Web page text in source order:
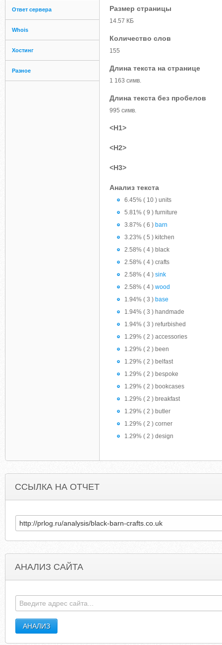
Ответ сервера
Whois
Хостинг
Разное
Размер страницы
14.57 КБ
Количество слов
155
Длина текста на странице
1 163 симв.
Длина текста без пробелов
995 симв.
<H1>
<H2>
<H3>
Анализ текста
6.45% ( 10 ) units
5.81% ( 9 ) furniture
3.87% ( 6 ) barn
3.23% ( 5 ) kitchen
2.58% ( 4 ) black
2.58% ( 4 ) crafts
2.58% ( 4 ) sink
2.58% ( 4 ) wood
1.94% ( 3 ) base
1.94% ( 3 ) handmade
1.94% ( 3 ) refurbished
1.29% ( 2 ) accessories
1.29% ( 2 ) been
1.29% ( 2 ) belfast
1.29% ( 2 ) bespoke
1.29% ( 2 ) bookcases
1.29% ( 2 ) breakfast
1.29% ( 2 ) butler
1.29% ( 2 ) corner
1.29% ( 2 ) design
ССЫЛКА НА ОТЧЕТ
АНАЛИЗ САЙТА